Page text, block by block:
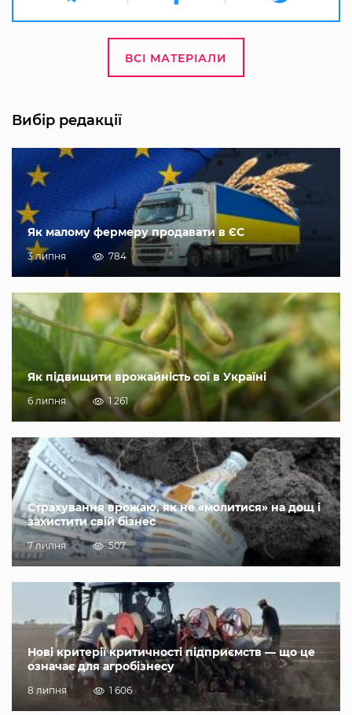
ВСІ МАТЕРІАЛИ
Вибір редакції
Як малому фермеру продавати в ЄС
3 липня 784
Як підвищити врожайність сої в Україні
6 липня 1 261
Страхування врожаю, як не «молитися» на дощ і
захистити свій бізнес
7 липня 507
Нові критерії критичності підприємств — що це
означає для агробізнесу
8 липня 1 606